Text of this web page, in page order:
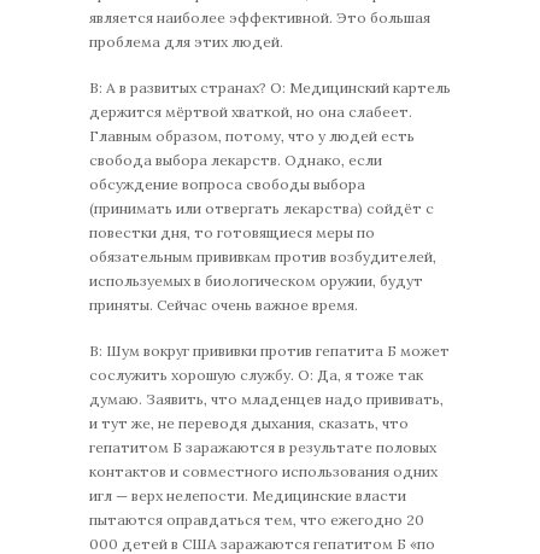
является наиболее эффективной. Это большая
проблема для этих людей.
В: А в развитых странах? О: Медицинский картель
держится мёртвой хваткой, но она слабеет.
Главным образом, потому, что у людей есть
свобода выбора лекарств. Однако, если
обсуждение вопроса свободы выбора
(принимать или отвергать лекарства) сойдёт с
повестки дня, то готовящиеся меры по
обязательным прививкам против возбудителей,
используемых в биологическом оружии, будут
приняты. Сейчас очень важное время.
В: Шум вокруг прививки против гепатита Б может
сослужить хорошую службу. О: Да, я тоже так
думаю. Заявить, что младенцев надо прививать,
и тут же, не переводя дыхания, сказать, что
гепатитом Б заражаются в результате половых
контактов и совместного использования одних
игл — верх нелепости. Медицинские власти
пытаются оправдаться тем, что ежегодно 20
000 детей в США заражаются гепатитом Б «по